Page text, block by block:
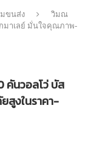
ขนส่ง
วิมณ
มาเลย์ มั่นใจคุณภาพ-
คันวอลโว่ บัส
สูงในราคา-